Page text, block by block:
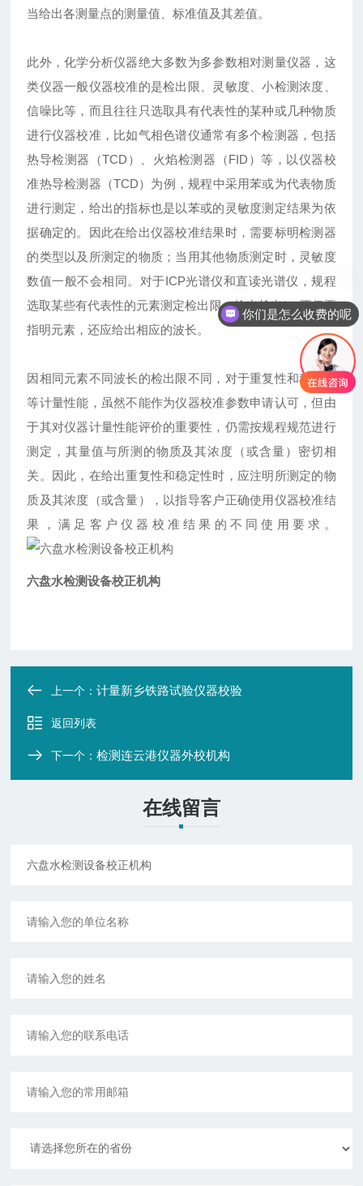
当给出各测量点的测量值、标准值及其差值。
此外，化学分析仪器绝大多数为多参数相对测量仪器，这
类仪器一般仪器校准的是检出限、灵敏度、小检测浓度、
信噪比等，而且往往只选取具有代表性的某种或几种物质
进行仪器校准，比如气相色谱仪通常有多个检测器，包括
热导检测器（TCD）、火焰检测器（FID）等，以仪器校
准热导检测器（TCD）为例，规程中采用苯或为代表物质
进行测定，给出的指标也是以苯或的灵敏度测定结果为依
据确定的。因此在给出仪器校准结果时，需要标明检测器
的类型以及所测定的物质；当用其他物质测定时，灵敏度
数值一般不会相同。对于ICP光谱仪和直读光谱仪，规程
选取某些有代表性的元素测定检出限，给出检出*，不仅要
指明元素，还应给出相应的波长。
因相同元素不同波长的检出限不同，对于重复性和稳定性
等计量性能，虽然不能作为仪器校准参数申请认可，但由
于其对仪器计量性能评价的重要性，仍需按规程规范进行
测定，其量值与所测的物质及其浓度（或含量）密切相
关。因此，在给出重复性和稳定性时，应注明所测定的物
质及其浓度（或含量），以指导客户正确使用仪器校准结
果，满足客户仪器校准结果的不同使用要求。
六盘水检测设备校正机构
上一个：计量新乡铁路试验仪器校验
返回列表
下一个：检测连云港仪器外校机构
在线留言
你们是怎么收费的呢